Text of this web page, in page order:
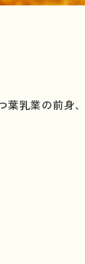
葉乳業の前身